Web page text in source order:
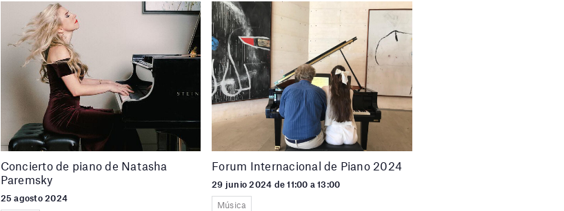
Concierto de piano de Natasha
Paremsky
25 agosto 2024
Forum Internacional de Piano 2024
29 junio 2024 de 11:00 a 13:00
Música